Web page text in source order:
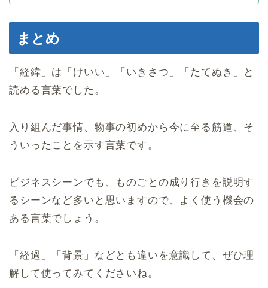
まとめ
「経緯」は「けいい」「いきさつ」「たてぬき」と
読める言葉でした。
入り組んだ事情、物事の初めから今に至る筋道、そ
ういったことを示す言葉です。
ビジネスシーンでも、ものごとの成り行きを説明す
るシーンなど多いと思いますので、よく使う機会の
ある言葉でしょう。
「経過」「背景」などとも違いを意識して、ぜひ理
解して使ってみてくださいね。